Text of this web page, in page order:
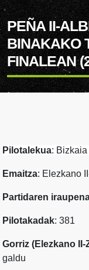
PEÑA II-
BINAKAKO
FINALEAN
Pilotalekua:
Emaitza: Elezkano
Partidaren
Pilotakadak: 381
Gorriz (Elezkano II-
galdu